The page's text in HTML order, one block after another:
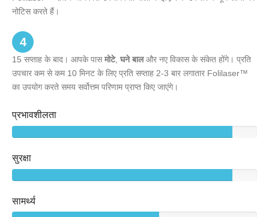
नोटिस करते हैं।
4
15 सप्ताह के बाद। आपके पासमोटे, घने बालऔर नए विकास के संकेत होंगे। प्रति
उपचार कम से कम 10 मिनट के लिए प्रति सप्ताह 2-3 बार लगातार Folilaser™
का उपयोग करते समय सर्वोत्तम परिणाम प्राप्त किए जाएंगे।
प्रभावशीलता
सुरक्षा
सामर्थ्य